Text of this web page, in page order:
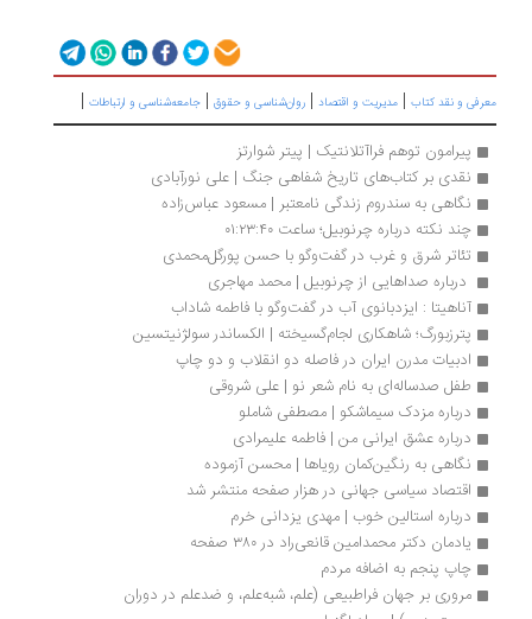
و نقد کتاب|مدیریت و اقتصاد| روان‌شناسی و حقوق|جامعه‌شناسی و ارتباطات |
پیرامون توهم فراآتلانتیک | پیتر شوارتز
نقدی بر کتاب‌های تاریخ شفاهی جنگ | علی نورآبادی‌
نگاهی به سندروم زندگی نامعتبر | مسعود عباس‌زاده
چند نکته درباره چرنوبیل؛ ساعت ۰۱:۲۳:۴۰
تئاتر شرق و غرب در گفت‌وگو با حسن‌ پورگل‌محمدی
درباره صداهایی از چرنوبیل | محمد مهاجری
آناهیتا : ایزدبانوی آب در گفت‌وگو با فاطمه شاداب
پترزبورگ؛ شاهکاری لجام‌گسیخته | الکساند‌‌‌‌ر سولژنیتسین
ادبیات مدرن ایران در فاصله دو انقلاب و دو چاپ
طفل صدساله‌ای به نام شعر نو | علی شروقی
درباره مزدک سیماشکو | مصطفی شاملو
درباره عشق ایرانی من | فاطمه علیمرادی
نگاهی به رنگین‌کمان رویاها | محسن آزموده
اقتصاد سیاسی جهانی در هزار صفحه منتشر شد
درباره استالین خوب | مهدی یزدانی خرم
یادمان دکتر محمدامین قانعی‌راد در ۳۸۰ صفحه
چاپ پنجم به اضافه مردم
مروری بر جهان فراطبیعی (علم، شبه‌علم، و ضدعلم در دوران